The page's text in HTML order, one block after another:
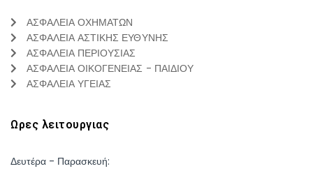
ΑΣΦΑΛΕΙΑ ΟΧΗΜΑΤΩΝ
ΑΣΦΑΛΕΙΑ ΑΣΤΙΚΗΣ ΕΥΘΥΝΗΣ
ΑΣΦΑΛΕΙΑ ΠΕΡΙΟΥΣΙΑΣ
ΑΣΦΑΛΕΙΑ ΟΙΚΟΓΕΝΕΙΑΣ - ΠΑΙΔΙΟΥ
ΑΣΦΑΛΕΙΑ ΥΓΕΙΑΣ
Ωρες λειτουργιας
Δευτέρα - Παρασκευή: